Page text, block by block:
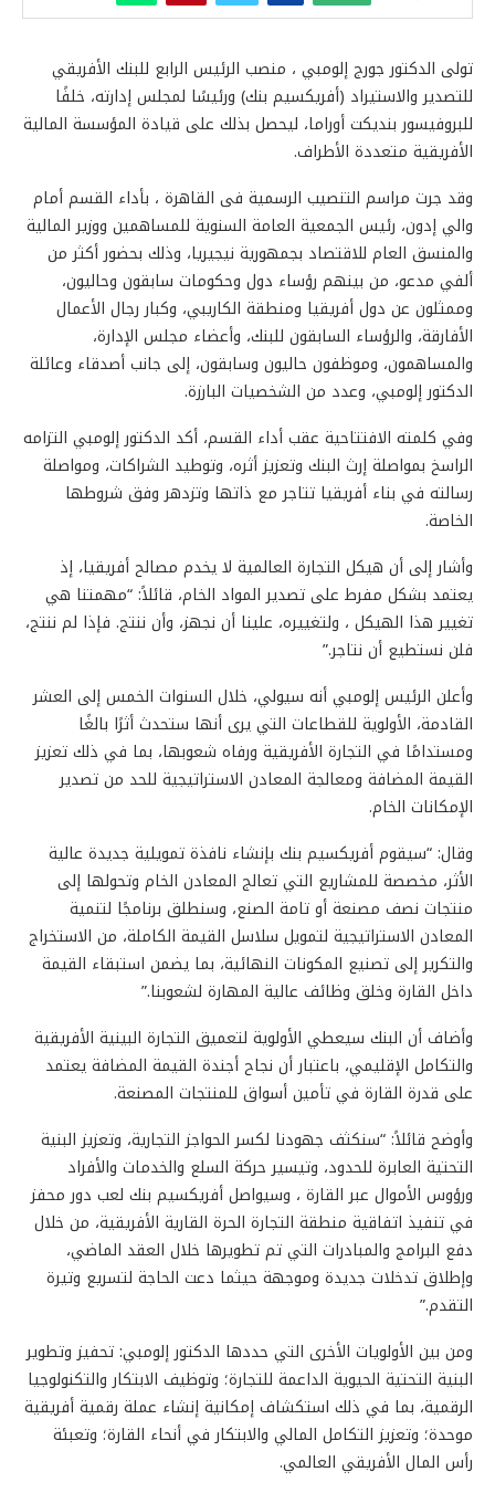
تولى الدكتور جورج إلومبي ، منصب الرئيس الرابع للبنك الأفريقي
للتصدير والاستيراد (أفريكسيم بنك) ورئيسًا لمجلس إدارته، خلفًا
للبروفيسور بنديكت أوراما، ليحصل بذلك على قيادة المؤسسة المالية
الأفريقية متعددة الأطراف.
وقد جرت مراسم التنصيب الرسمية فى القاهرة ، بأداء القسم أمام
والي إدون، رئيس الجمعية العامة السنوية للمساهمين ووزير المالية
والمنسق العام للاقتصاد بجمهورية نيجيريا، وذلك بحضور أكثر من
ألفي مدعو، من بينهم رؤساء دول وحكومات سابقون وحاليون،
وممثلون عن دول أفريقيا ومنطقة الكاريبي، وكبار رجال الأعمال
الأفارقة، والرؤساء السابقون للبنك، وأعضاء مجلس الإدارة،
والمساهمون، وموظفون حاليون وسابقون، إلى جانب أصدقاء وعائلة
الدكتور إلومبي، وعدد من الشخصيات البارزة.
وفي كلمته الافتتاحية عقب أداء القسم، أكد الدكتور إلومبي التزامه
الراسخ بمواصلة إرث البنك وتعزيز أثره، وتوطيد الشراكات، ومواصلة
رسالته في بناء أفريقيا تتاجر مع ذاتها وتزدهر وفق شروطها
الخاصة.
وأشار إلى أن هيكل التجارة العالمية لا يخدم مصالح أفريقيا، إذ
يعتمد بشكل مفرط على تصدير المواد الخام، قائلاً: “مهمتنا هي
تغيير هذا الهيكل ، ولتغييره، علينا أن نجهز، وأن ننتج. فإذا لم ننتج،
فلن نستطيع أن نتاجر.”
وأعلن الرئيس إلومبي أنه سيولي، خلال السنوات الخمس إلى العشر
القادمة، الأولوية للقطاعات التي يرى أنها ستحدث أثرًا بالغًا
ومستدامًا في التجارة الأفريقية ورفاه شعوبها، بما في ذلك تعزيز
القيمة المضافة ومعالجة المعادن الاستراتيجية للحد من تصدير
الإمكانات الخام.
وقال: “سيقوم أفريكسيم بنك بإنشاء نافذة تمويلية جديدة عالية
الأثر، مخصصة للمشاريع التي تعالج المعادن الخام وتحولها إلى
منتجات نصف مصنعة أو تامة الصنع، وسنطلق برنامجًا لتنمية
المعادن الاستراتيجية لتمويل سلاسل القيمة الكاملة، من الاستخراج
والتكرير إلى تصنيع المكونات النهائية، بما يضمن استبقاء القيمة
داخل القارة وخلق وظائف عالية المهارة لشعوبنا.”
وأضاف أن البنك سيعطي الأولوية لتعميق التجارة البينية الأفريقية
والتكامل الإقليمي، باعتبار أن نجاح أجندة القيمة المضافة يعتمد
على قدرة القارة في تأمين أسواق للمنتجات المصنعة.
وأوضح قائلاً: “سنكثف جهودنا لكسر الحواجز التجارية، وتعزيز البنية
التحتية العابرة للحدود، وتيسير حركة السلع والخدمات والأفراد
ورؤوس الأموال عبر القارة ، وسيواصل أفريكسيم بنك لعب دور محفز
في تنفيذ اتفاقية منطقة التجارة الحرة القارية الأفريقية، من خلال
دفع البرامج والمبادرات التي تم تطويرها خلال العقد الماضي،
وإطلاق تدخلات جديدة وموجهة حيثما دعت الحاجة لتسريع وتيرة
التقدم.”
ومن بين الأولويات الأخرى التي حددها الدكتور إلومبي: تحفيز وتطوير
البنية التحتية الحيوية الداعمة للتجارة؛ وتوظيف الابتكار والتكنولوجيا
الرقمية، بما في ذلك استكشاف إمكانية إنشاء عملة رقمية أفريقية
موحدة؛ وتعزيز التكامل المالي والابتكار في أنحاء القارة؛ وتعبئة
رأس المال الأفريقي العالمي.